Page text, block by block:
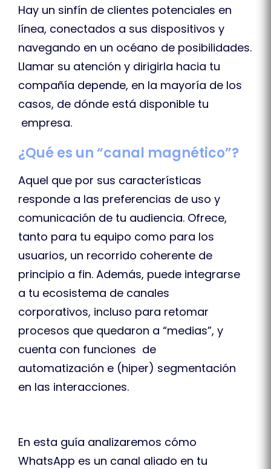
Hay un sinfín de clientes potenciales en
línea, conectados a sus dispositivos y
navegando en un océano de posibilidades.
Llamar su atención y dirigirla hacia tu
compañía depende, en la mayoría de los
casos, de dónde está disponible tu
empresa.
¿Qué es un “canal magnético”?
Aquel que por sus características
responde a las preferencias de uso y
comunicación de tu audiencia. Ofrece,
tanto para tu equipo como para los
usuarios, un recorrido coherente de
principio a fin. Además, puede integrarse
a tu ecosistema de canales
corporativos, incluso para retomar
procesos que quedaron a “medias”, y
cuenta con funciones de
automatización e (hiper) segmentación
en las interacciones.
En esta guía analizaremos cómo
WhatsApp es un canal aliado en tu